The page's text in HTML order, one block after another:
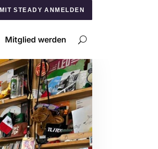
MIT STEADY ANMELDEN
Mitglied werden